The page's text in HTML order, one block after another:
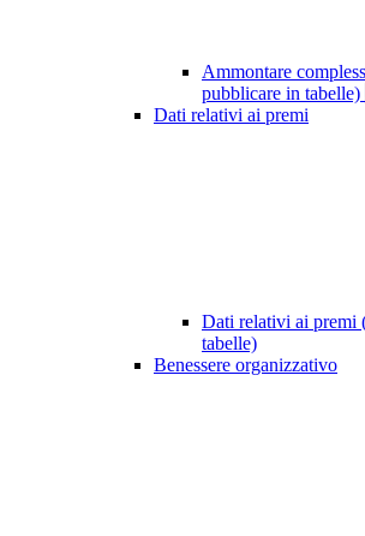
Ammontare
pubblicare in tabelle)
Dati relativi ai premi
Dati relativi ai premi
tabelle)
Benessere organizzativo